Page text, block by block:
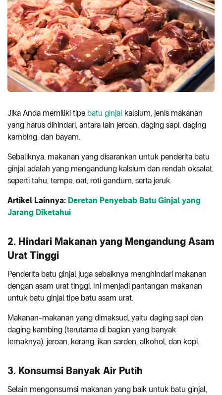
Jika Anda memiliki tipe batu ginjal kalsium, jenis makanan
yang harus dihindari, antara lain jeroan, daging sapi, daging
kambing, dan bayam.
Sebaliknya, makanan yang disarankan untuk penderita batu
ginjal adalah yang mengandung kalsium dan rendah oksalat,
seperti tahu, tempe, oat, roti gandum, serta jeruk.
Artikel Lainnya: Deretan Penyebab Batu Ginjal yang
Jarang Diketahui
2. Hindari Makanan yang Mengandung Asam
Urat Tinggi
Penderita batu ginjal juga sebaiknya menghindari makanan
dengan asam urat tinggi. Ini menjadi pantangan makanan
untuk batu ginjal tipe batu asam urat.
Makanan-makanan yang dimaksud, yaitu daging sapi dan
daging kambing (terutama di bagian yang banyak
lemaknya), jeroan, kerang, ikan sarden, alkohol, dan kopi.
3. Konsumsi Banyak Air Putih
Selain mengonsumsi makanan yang baik untuk batu ginjal,